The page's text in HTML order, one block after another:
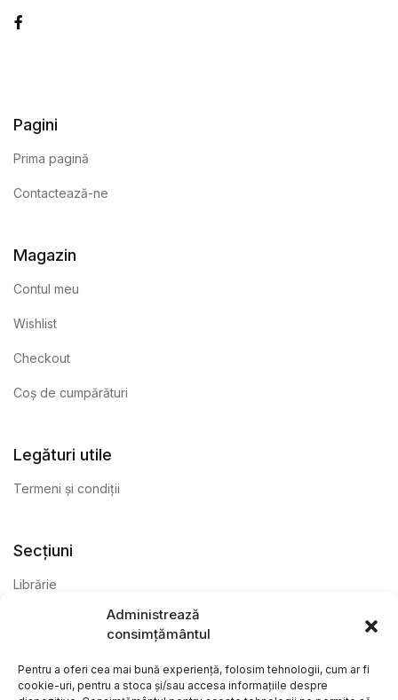
Administrează
consimțământul
Pentru a oferi cea mai bună experiență, folosim tehnologii, cum ar fi
cookie-uri, pentru a stoca și/sau accesa informațiile despre
Pagini
Prima pagină
Contactează-ne
Magazin
Contul meu
Wishlist
Checkout
Coș de cumpărături
Legături utile
Termeni și condiții
Secțiuni
Librărie